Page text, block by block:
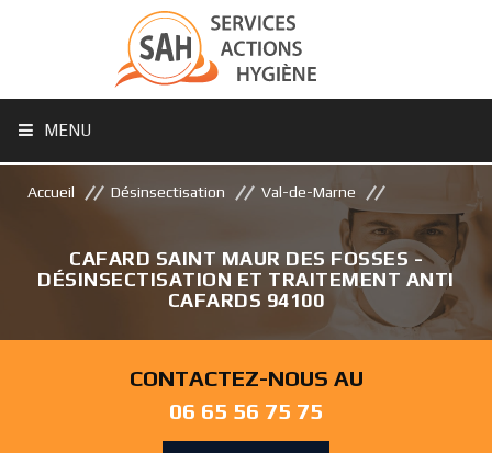
MENU
Accueil Désinsectisation Val-de-Marne
CAFARD SAINT MAUR DES FOSSES -
DÉSINSECTISATION ET TRAITEMENT ANTI
CAFARDS 94100
CONTACTEZ-NOUS AU
06 65 56 75 75